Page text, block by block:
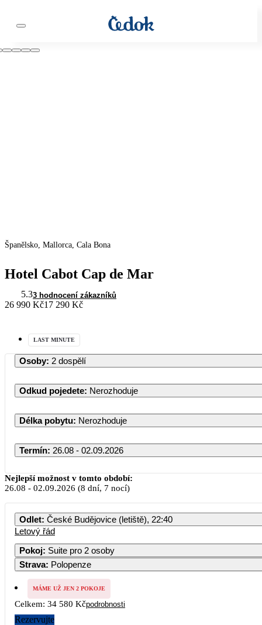
Španělsko, Mallorca, Cala Bona
Hotel Cabot Cap de Mar
5.33 hodnocení zákazníků
26 990 Kč17 290 Kč
LAST MINUTE
Osoby: 2 dospělí
Odkud pojedete: Nerozhoduje
Délka pobytu: Nerozhoduje
Termín: 26.08 - 02.09.2026
Srpen 2026
PO ÚT ST ČT PÁ SO
Nejlepší možnost v tomto období:
26.08 - 02.09.2026 (8 dní, 7 nocí)
Odlet: České Budějovice (letiště), 22:40
Letový řád
Pokoj: Suite pro 2 osoby
Strava: Polopenze
MÁME UŽ JEN 2 POKOJE
Celkem: 34 580 Kčpodrobnosti
Rezervujte